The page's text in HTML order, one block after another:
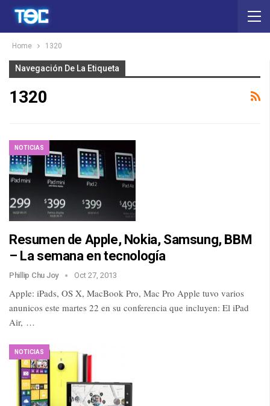
Home 1320
Navegación De La Etiqueta
1320
NOTICIAS
Resumen de Apple, Nokia, Samsung, BBM
– La semana en tecnología
Phillip Chu Joy Oct 27, 2013
Apple: iPads, OS X, MacBook Pro, Mac Pro Apple tuvo varios
anunicos este martes 22 en su conferencia que incluyen: El iPad
Air, …
NOTICIAS